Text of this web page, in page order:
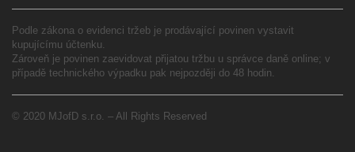
Podle zákona o evidenci tržeb je prodávající povinen vystavit
kupujícímu účtenku.
Zároveň je povinen zaevidovat přijatou tržbu u správce daně online; v
případě technického výpadku pak nejpozději do 48 hodin.
© 2020 MJofD s.r.o. – All Rights Reserved